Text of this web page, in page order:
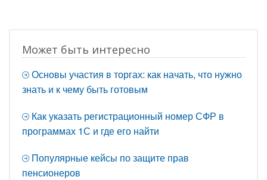
Может быть интересно
Основы участия в торгах: как начать, что нужно
знать и к чему быть готовым
Как указать регистрационный номер СФР в
программах 1С и где его найти
Популярные кейсы по защите прав
пенсионеров